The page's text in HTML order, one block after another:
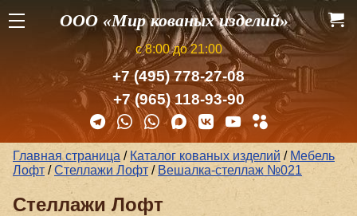
ООО «Мир кованых изделий»
с 8:00 до 21:00
+7 (495) 778-27-08
+7 (965) 118-93-90
Главная страница / Каталог кованых изделий / Мебель
Лофт /Стеллажи Лофт / Вешалка-стеллаж №021
Стеллажи Лофт